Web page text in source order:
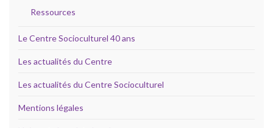
Ressources
Le Centre Socioculturel 40 ans
Les actualités du Centre
Les actualités du Centre Socioculturel
Mentions légales